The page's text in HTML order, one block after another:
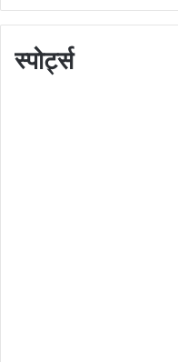
स्पोर्ट्स